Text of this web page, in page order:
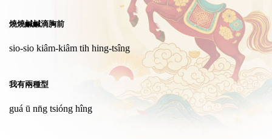
燒燒鹹鹹滴胸前
sio-sio kiâm-kiâm tih hing-tsîng
我有兩種型
guá ū nn̄g tsióng hîng